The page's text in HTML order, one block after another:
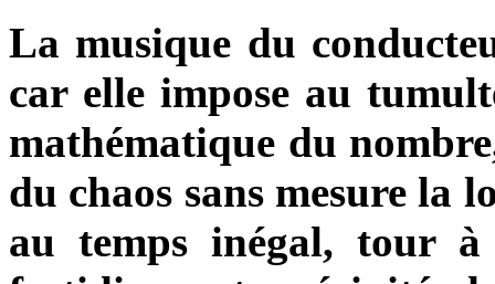
La musique du
car elle impose au
mathématique du
du chaos sans mesure la
au temps inégal, tour